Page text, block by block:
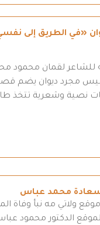
«في الطريق إلى
لقمان محمود
مجرد ديوان يضم
نصية وشعرية
سعادة محمد عباس
ولاتي مه نبأ وفاة
الدكتور محمود